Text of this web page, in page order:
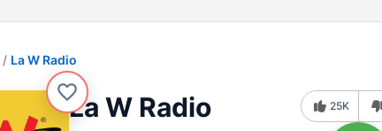
La W Radio
La W Radio 25K